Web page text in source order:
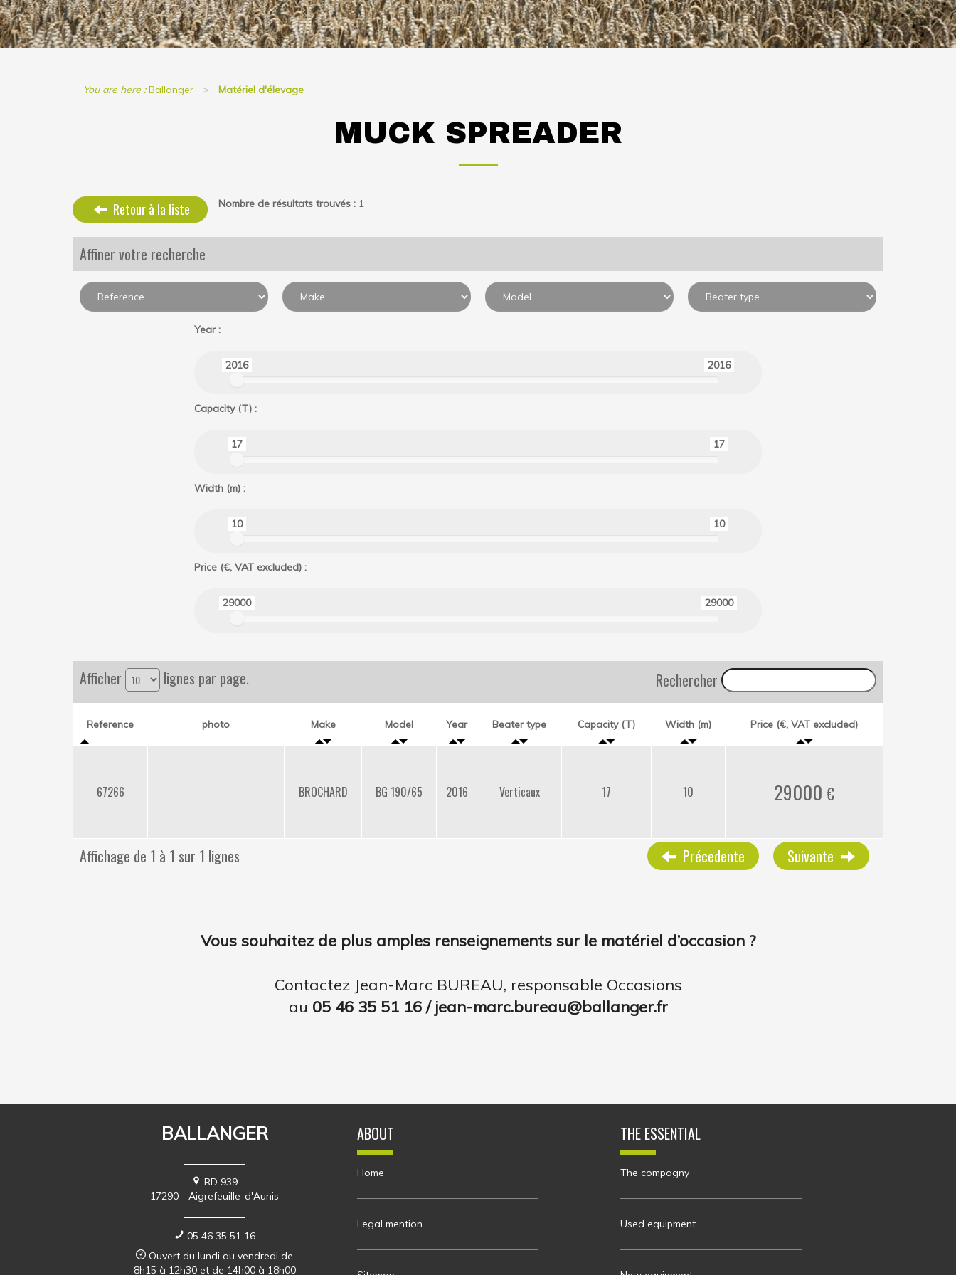
You are here :Ballanger Matériel d'élevage
MUCK SPREADER
Retour à la liste Nombre de résultats trouvés : 1
Affiner votre recherche
Year :
2016 2016
Capacity (T) :
17 17
Width (m) :
10 10
Price (€, VAT excluded) :
29000 29000
Afficher lignes par page. Rechercher
Reference photo Make Model Year Beater type Capacity (T) Width (m) Price (€, VAT excluded)
67266 BROCHARD BG 190/65 2016 Verticaux 17 10 29000
Affichage de 1 à 1 sur 1 lignes Précedente Suivante
Vous souhaitez de plus amples renseignements sur le matériel d’occasion ?
Contactez Jean-Marc BUREAU, responsable Occasions
au 05 46 35 51 16 / jean-marc.bureau@ballanger.fr
BALLANGER
RD 939
17290
Aigrefeuille-d'Aunis
05 46 35 51 16
Ouvert du lundi au vendredi de
8h15 à 12h30 et de 14h00 à 18h00
ABOUT
Home
Legal mention
THE ESSENTIAL
The compagny
Used equipment